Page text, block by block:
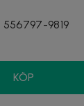
556797-9819
KÖP